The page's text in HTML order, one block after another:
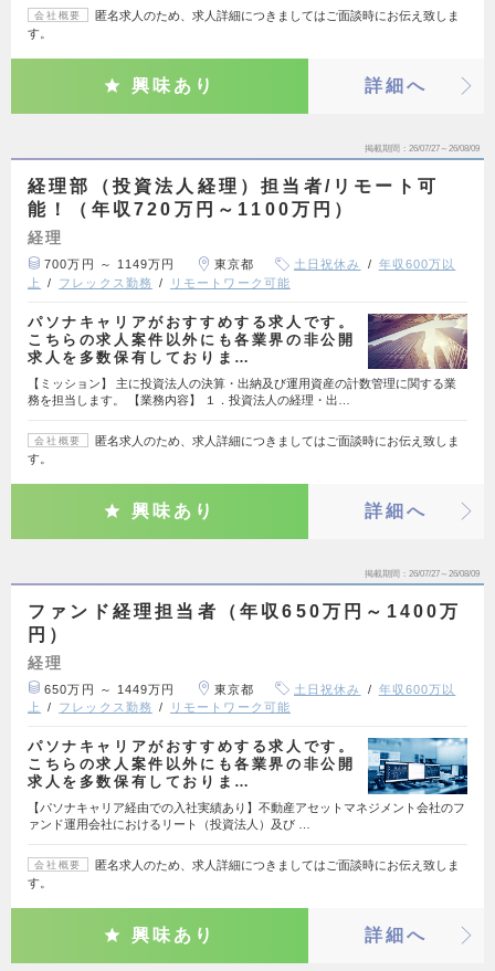
会社概要
匿名求人のため、求人詳細につきましてはご面談時にお伝え致しま
す。
興味あり 詳細へ
掲載期間 26/07/27～26/08/09
経理部（投資法人経理）担当者/リモート可
能！（年収720万円～1100万円）
経理
700万円 ～ 1149万円 東京都 土日祝休み
年収600万以
上
フレックス勤務 リモートワーク可能
パソナキャリアがおすすめする求人です。
こちらの求人案件以外にも各業界の非公開
求人を多数保有しておりま…
【ミッション】 主に投資法人の決算・出納及び運用資産の計数管理に関する業
務を担当します。 【業務内容】 １．投資法人の経理・出…
会社概要
匿名求人のため、求人詳細につきましてはご面談時にお伝え致しま
す。
興味あり 詳細へ
掲載期間 26/07/27～26/08/09
ファンド経理担当者（年収650万円～1400万
円）
経理
650万円 ～ 1449万円 東京都 土日祝休み
年収600万以
上
フレックス勤務 リモートワーク可能
パソナキャリアがおすすめする求人です。
こちらの求人案件以外にも各業界の非公開
求人を多数保有しておりま…
【パソナキャリア経由での入社実績あり】不動産アセットマネジメント会社のフ
ァンド運用会社におけるリート（投資法人）及び …
会社概要
匿名求人のため、求人詳細につきましてはご面談時にお伝え致しま
す。
興味あり 詳細へ